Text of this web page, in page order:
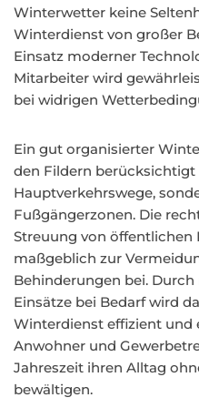
Winterwetter keine
Winterdienst von großer
Einsatz moderner
Mitarbeiter wird
bei widrigen
Ein gut organisierter
den Fildern
Hauptverkehrswege,
Fußgängerzonen. Die
Streuung von öffentlichen
maßgeblich zur
Behinderungen bei.
Einsätze bei Bedarf wird
Winterdienst effizient und
Anwohner und
Jahreszeit ihren Alltag
bewältigen.